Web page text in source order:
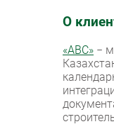
О
«ABC» −